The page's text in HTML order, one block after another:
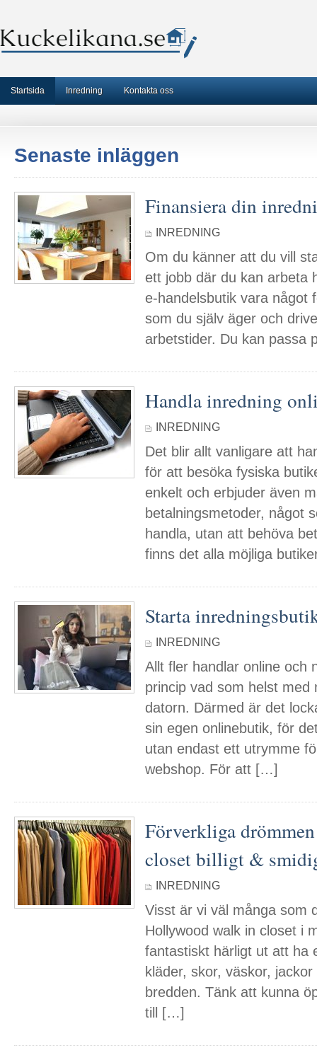
Startsida Inredning Kontakta oss
Senaste inläggen
Finansiera din
INREDNING
Om du känner att du vill
ett jobb där du kan arbeta
e-handelsbutik vara något
som du själv äger och
arbetstider. Du kan
Handla inredning
INREDNING
Det blir allt vanligare att
för att besöka fysiska
enkelt och erbjuder även
betalningsmetoder, något
handla, utan att behöva
finns det alla möjliga
Starta
INREDNING
Allt fler handlar online och
princip vad som helst med
datorn. Därmed är det
sin egen onlinebutik, för
utan endast ett utrymme
webshop. För att […]
Förverkliga
closet billigt &
INREDNING
Visst är vi väl många som
Hollywood walk in closet i
fantastiskt härligt ut att ha
kläder, skor, väskor,
bredden. Tänk att kunna
till […]